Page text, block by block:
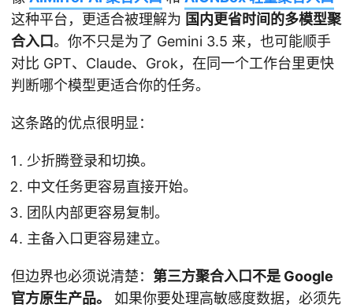
这种平台，更适合被理解为 国内更省时间的多模型聚
合入口。你不只是为了 Gemini 3.5 来，也可能顺手
对比 GPT、Claude、Grok，在同一个工作台里更快
判断哪个模型更适合你的任务。
这条路的优点很明显：
少折腾登录和切换。
中文任务更容易直接开始。
团队内部更容易复制。
主备入口更容易建立。
但边界也必须说清楚： 第三方聚合入口不是 Google
官方原生产品。
如果你要处理高敏感度数据，必须先